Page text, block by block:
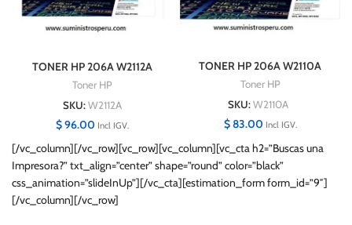
TONER HP 206A W2112A
YELLOW 1,250 PAGINAS
Toner HP
SKU:W2112A
$96.00 Incl IGV.
TONER HP 206A W2110A
NEGRO 1,350 PAGINAS
Toner HP
SKU:W2110A
$83.00 Incl IGV.
[/vc_column][/vc_row][vc_row][vc_column][vc_cta h2=”Buscas una
Impresora?” txt_align=”center” shape=”round” color=”black”
css_animation=”slideInUp”][/vc_cta][estimation_form form_id=”9″]
[/vc_column][/vc_row]